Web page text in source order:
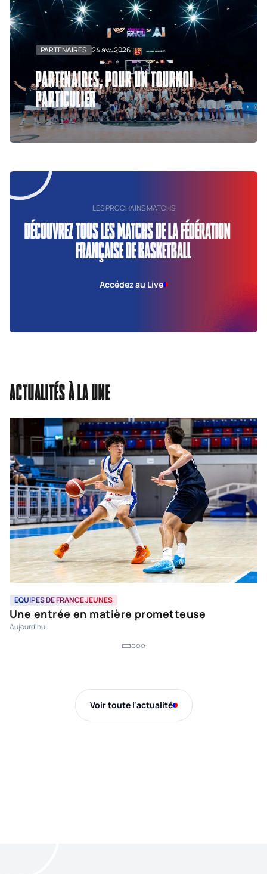
PARTENAIRES 24 avr. 2026
PARTENAIRES, POUR UN TOURNOI
PARTICULIER
LES PROCHAINS MATCHS
DÉCOUVREZ TOUS LES MATCHS DE LA FÉDÉRATION
FRANÇAISE DE BASKETBALL
Accédez au Live
ACTUALITÉS À LA UNE
EQUIPES DE FRANCE JEUNES
Une entrée en matière prometteuse
Aujourd'hui
Voir toute l'actualité